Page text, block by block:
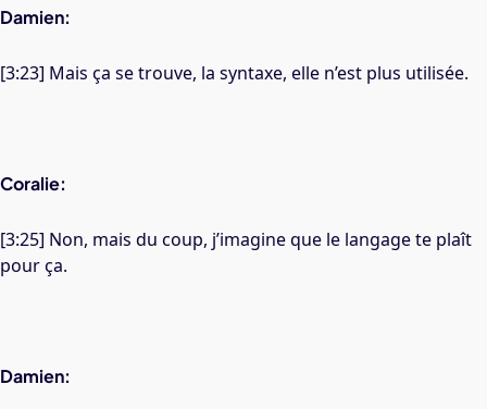
Damien:
[3:23] Mais ça se trouve, la syntaxe, elle n’est plus utilisée.
Coralie:
[3:25] Non, mais du coup, j’imagine que le langage te plaît
pour ça.
Damien: